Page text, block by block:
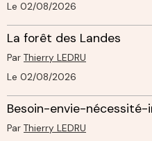
Le 02/08/2026
La forêt des Landes
Par Thierry LEDRU
Le 02/08/2026
Besoin-envie-
Par Thierry LEDRU